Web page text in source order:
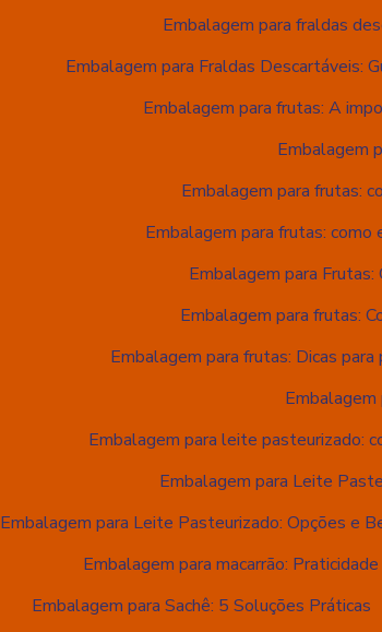
Embalagem para fraldas
Embalagem para Fraldas Descartáveis:
Embalagem para frutas: A
Embalagem
Embalagem para frutas:
Embalagem para frutas: como
Embalagem para
Embalagem para frutas:
Embalagem para frutas: Dicas
Embalagem para leite pasteurizado:
Embalagem para Leite
Embalagem para Leite Pasteurizado: Opções e
Embalagem para macarrão:
Embalagem para Sachê: 5 Soluções Práticas